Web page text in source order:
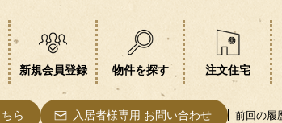
新規会員登録 物件を探す 注文住宅
ら 入居者様専用 お問い合わせ 前回の履